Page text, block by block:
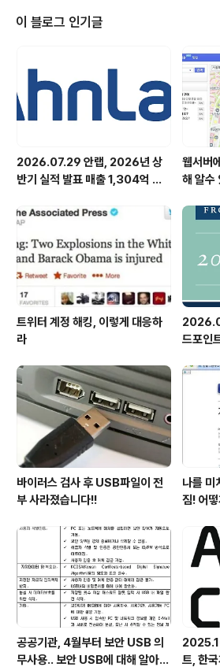
이 수단으로 악성코드 제작에 달려들면서 공격이 더욱
가하고 있다. 이에 대응하기 위해 보안 업체들도 각고
버 공격을 방어하기엔 한계가 드러나고 있다. 이제는
의 개념에서 벗어난 새로운 접근 방법이 필요한 시점
이에 ‘클라우드 컴퓨..
이 블로그 인기글
2026.07.29 안랩, 2026년 상
반기 실적 발표 매출 1,304억 원,
웹서버
해 알수
트위터 계정 해킹, 이렇게 대응하
라
드포인
바이러스 검사 후 USB파일이 전
부 사라졌습니다!!
나를 미
짐! 어
공공기관, 4월부터 보안 USB 의
무사용.. 보안 USB에 대해 알아봅
트, 한